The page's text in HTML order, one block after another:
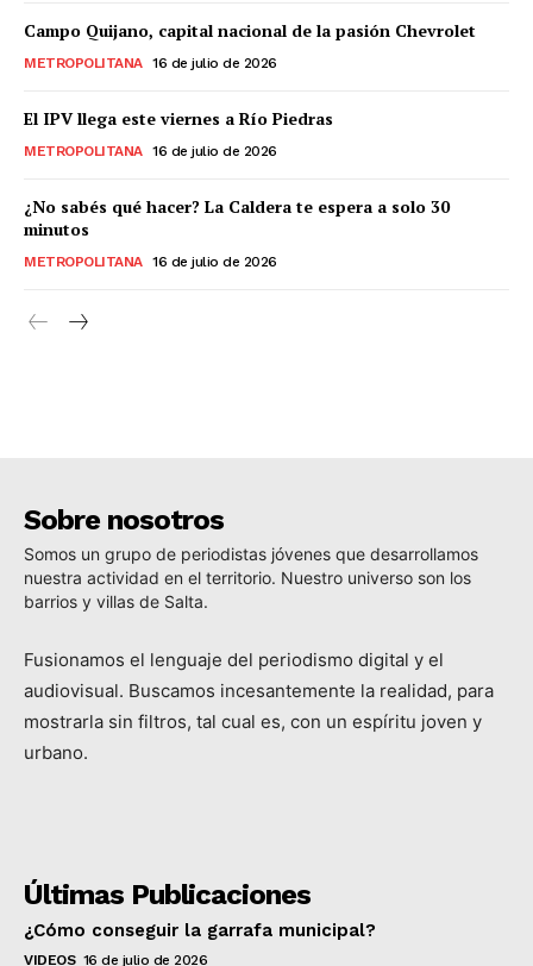
Campo Quijano, capital nacional de la pasión Chevrolet
METROPOLITANA 16 de julio de 2026
El IPV llega este viernes a Río Piedras
METROPOLITANA 16 de julio de 2026
¿No sabés qué hacer? La Caldera te espera a solo 30
minutos
METROPOLITANA 16 de julio de 2026
Sobre nosotros
Somos un grupo de periodistas jóvenes que desarrollamos
nuestra actividad en el territorio. Nuestro universo son los
barrios y villas de Salta.
Fusionamos el lenguaje del periodismo digital y el
audiovisual. Buscamos incesantemente la realidad, para
mostrarla sin filtros, tal cual es, con un espíritu joven y
urbano.
Últimas Publicaciones
¿Cómo conseguir la garrafa municipal?
VIDEOS 16 de julio de 2026